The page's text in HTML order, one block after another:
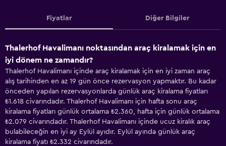
Fiyatlar Diğer Bilgiler
Thalerhof Havalimanı noktasından araç kiralamak için en
iyi dönem ne zamandır?
Thalerhof Havalimanı içinde araç kiralamak için en iyi zaman araç
alış tarihinden en az 19 gün önce rezervasyon yapmaktır. Bu kadar
önceden yapılan rezervasyonlarda günlük araç kiralama fiyatları
₺1.618 civarındadır. Thalerhof Havalimanı için hafta sonu araç
kiralama fiyatları günlük ortalama ₺2.360, hafta için günlük ortalama
₺2.079 civarındadır. Thalerhof Havalimanı içinde ucuz kiralık araç
bulabileceğin en iyi ay Eylül ayıdır. Eylül ayında günlük araç
kiralama fiyatı ₺2.332 civarındadır.